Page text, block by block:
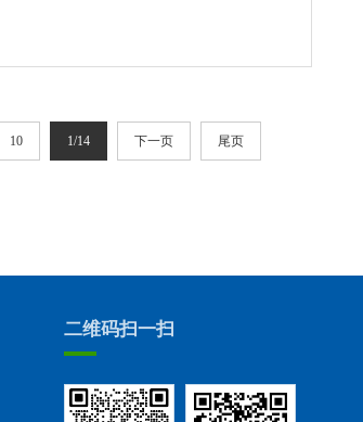
10 1/14 下一页 尾页
二维码扫一扫